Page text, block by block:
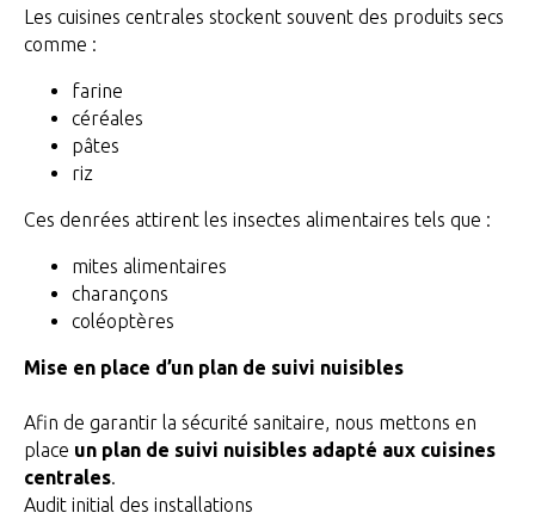
Les cuisines centrales stockent souvent des produits secs
comme :
farine
céréales
pâtes
riz
Ces denrées attirent les insectes alimentaires tels que :
mites alimentaires
charançons
coléoptères
Mise en place d’un plan de suivi nuisibles
Afin de garantir la sécurité sanitaire, nous mettons en
place un plan de suivi nuisibles adapté aux cuisines
centrales.
Audit initial des installations